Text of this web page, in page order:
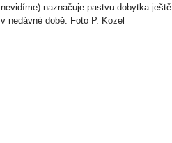
nevidíme) naznačuje pastvu dobytka ještě
v nedávné době. Foto P. Kozel